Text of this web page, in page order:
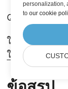
Q5: มีเวอร์ชันฟ
ใช่ คุณสามารถ
ใบอนุญาตชั่วคร
personalization,
toour cookie